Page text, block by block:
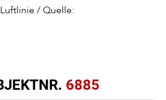
/ Quelle:
6885